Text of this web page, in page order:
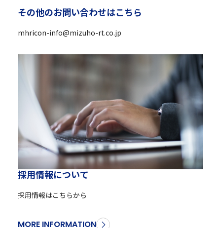
その他のお問い合わせはこちら
mhricon-info@mizuho-rt.co.jp
採用情報について
採用情報はこちらから
MORE INFORMATION